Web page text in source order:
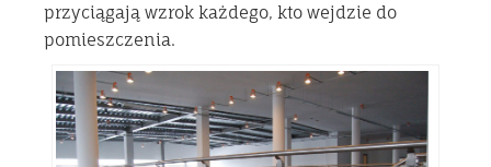
przyciągają wzrok każdego, kto wejdzie do
pomieszczenia.